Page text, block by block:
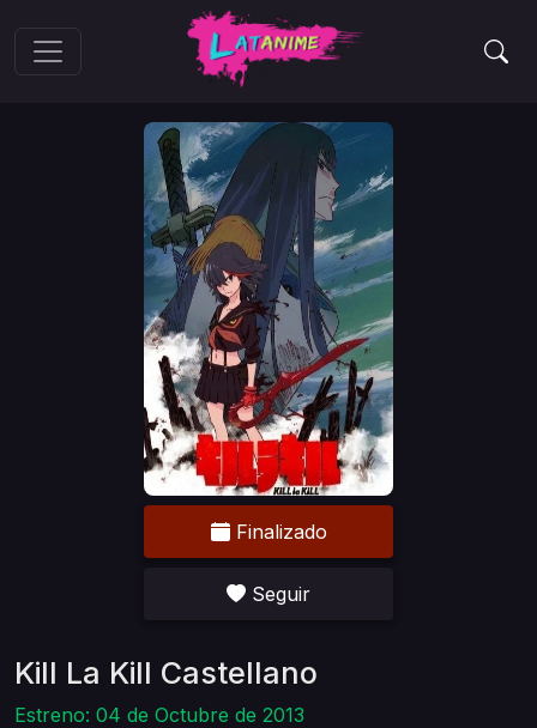
Finalizado
Seguir
Kill La Kill Castellano
Estreno: 04 de Octubre de 2013